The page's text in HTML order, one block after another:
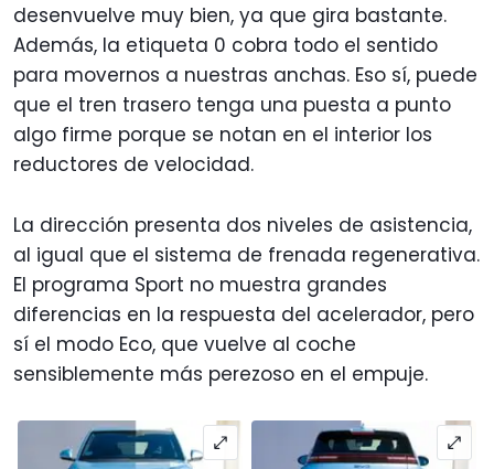
desenvuelve muy bien, ya que gira bastante.
Además, la etiqueta 0 cobra todo el sentido
para movernos a nuestras anchas. Eso sí, puede
que el tren trasero tenga una puesta a punto
algo firme porque se notan en el interior los
reductores de velocidad.
La dirección presenta dos niveles de asistencia,
al igual que el sistema de frenada regenerativa.
El programa Sport no muestra grandes
diferencias en la respuesta del acelerador, pero
sí el modo Eco, que vuelve al coche
sensiblemente más perezoso en el empuje.